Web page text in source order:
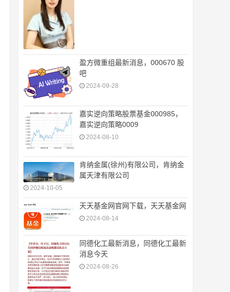
盈方微重组最新消息，000670 股
吧
2024-09-28
嘉实逆向策略股票基金000985，
嘉实逆向策略0009
2024-08-10
肯纳金属(徐州)有限公司，肯纳金
属天津有限公司
2024-10-05
天天基金网官网下载，天天基金网
2024-08-14
同德化工最新消息，同德化工最新
消息今天
2024-08-26